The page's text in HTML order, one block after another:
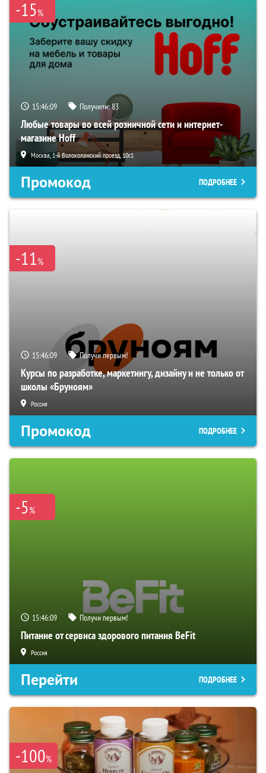
-15%
15:46:08 Получили:83
Любые товары во всей розничной сети и интернет-
магазине Hoff
Москва, 1-й Волоколамский проезд, 10с1
Промокод ПОДРОБНЕЕ
-11%
15:46:08 Получи первым!
Курсы по разработке, маркетингу, дизайну и не только от
школы «Бруноям»
Россия
Промокод ПОДРОБНЕЕ
-5%
15:46:08 Получи первым!
Питание от сервиса здорового питания BeFit
Россия
Перейти ПОДРОБНЕЕ
-100%